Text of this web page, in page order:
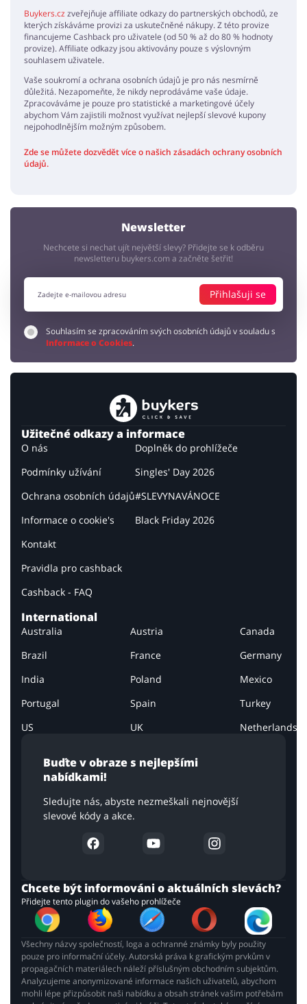
Buykers.cz zveřejňuje affiliate odkazy do partnerských obchodů, ze
kterých získáváme provizi za uskutečněné nákupy. Z této provize
financujeme Cashback pro uživatele (od 50 % až do 80 % hodnoty
provize). Affiliate odkazy jsou aktivovány pouze s výslovným
souhlasem uživatele.
Vaše soukromí a ochrana osobních údajů je pro nás nesmírně
důležitá. Nezapomeňte, že nikdy neprodáváme vaše údaje.
Zpracováváme je pouze pro statistické a marketingové účely
abychom Vám zajistili možnost využívat nejlepší slevové kupony
nejpohodlnějším možným způsobem.
Zde se můžete dozvědět více o našich zásadách ochrany osobních
údajů.
Newsletter
Nechcete si nechat ujít největší slevy? Přidejte se k odběru
newsletteru buykers.com a začněte šetřit!
Přihlašuji se
Souhlasím se zpracováním svých osobních údajů v souladu s
Informace o Cookies.
Buďte v obraze s nejlepšími
nabídkami!
Sledujte nás, abyste nezmeškali nejnovější
slevové kódy a akce.
Užitečné odkazy a informace
O nás
Podmínky užívání
Ochrana osobních údajů
Informace o cookie's
Kontakt
Pravidla pro cashback
Cashback - FAQ
Doplněk do prohlížeče
Singles' Day 2026
#SLEVYNAVÁNOCE
Black Friday 2026
International
Australia Austria
Canada
Brazil
France
Germany
India
Poland
Mexico
Portugal
Spain
Turkey
US
UK Netherlands
Chcete být informováni o aktuálních slevách?
Přidejte tento plugin do vašeho prohlížeče
Všechny názvy společností, loga a ochranné známky byly použity
pouze pro informační účely. Autorská práva k grafickým prvkům v
propagačních materiálech náleží příslušným obchodním subjektům.
Analyzujeme anonymizované informace našich uživatelů, abychom
mohli lépe přizpůsobit naši nabídku a obsah stránek vašim potřebám